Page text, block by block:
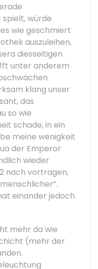
würde
wie geschmiert
auszuleihen,
diesseitigen
unter anderem
klang unser
das
so wie
schade, in ein
meine wenigkeit
der Emperor
wieder
nach vortragen,
einander jedoch
mehr da wie
(mehr der